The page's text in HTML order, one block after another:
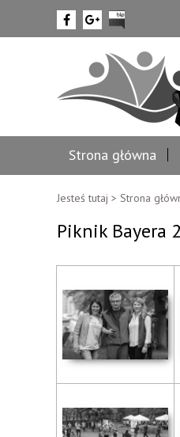
Strona główna
Jesteś tutaj > Strona
Piknik Bayera